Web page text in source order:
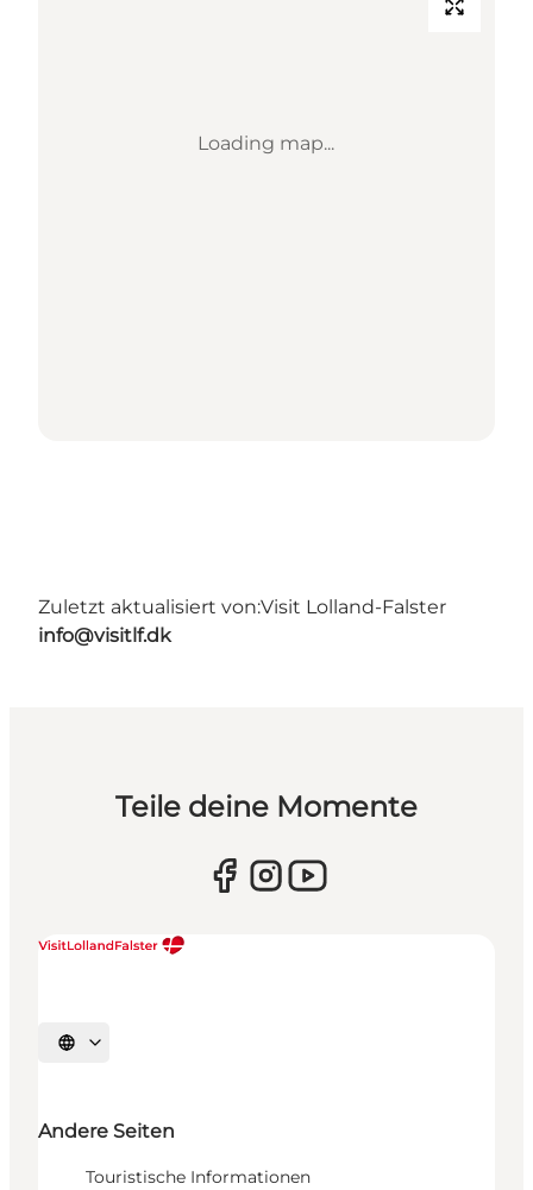
Loading map...
Zuletzt aktualisiert von:Visit Lolland-Falster
info@visitlf.dk
Teile deine Momente
Sprache auswählen
Andere Seiten
Touristische Informationen